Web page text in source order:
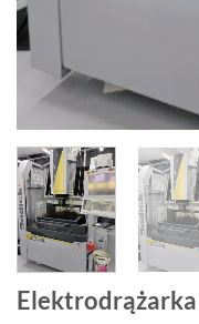
Elektrodrążarka